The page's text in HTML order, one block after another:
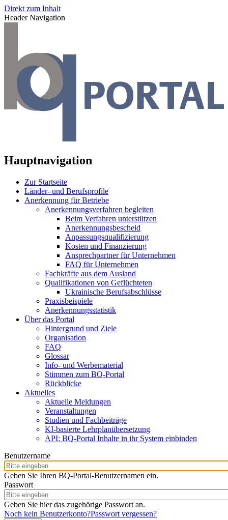
Direkt zum Inhalt
Header Navigation
Hauptnavigation
Zur Startseite
Länder- und Berufsprofile
Anerkennung für Betriebe
Anerkennungsverfahren begleiten
Beim Verfahren unterstützen
Anerkennungsbescheid
Anpassungsqualifizierung
Kosten und Finanzierung
Ansprechpartner für Unternehmen
FAQ für Unternehmen
Fachkräfte aus dem Ausland
Qualifikationen von Geflüchteten
Ukrainische Berufsabschlüsse
Praxisbeispiele
Anerkennungsstatistik
Über das Portal
Hintergrund und Ziele
Organisation
FAQ
Glossar
Info- und Werbematerial
Stimmen zum BQ-Portal
Rückblicke
Aktuelles
Aktuelle Meldungen
Veranstaltungen
Studien und Fachbeiträge
KI-basierte Lehrplanübersetzung
API: BQ-Portal Inhalte in ihr System einbinden
Benutzername
Geben Sie Ihren BQ-Portal-Benutzernamen ein.
Passwort
Geben Sie hier das zugehörige Passwort an.
Noch kein Benutzerkonto?Passwort vergessen?